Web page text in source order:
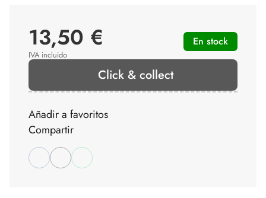
13,50 €
IVA incluido
En stock
Click & collect
Añadir a favoritos
Compartir